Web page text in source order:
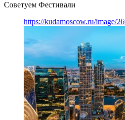
Советуем Фестивали
https://kudamoscow.ru/image/